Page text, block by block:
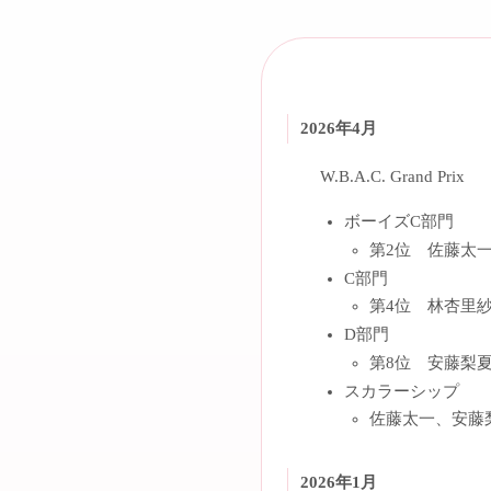
2026年4月
W.B.A.C. Grand Prix
ボーイズC部門
第2位 佐藤太一
C部門
第4位 林杏里
D部門
第8位 安藤梨夏
スカラーシップ
佐藤太一、安藤
2026年1月